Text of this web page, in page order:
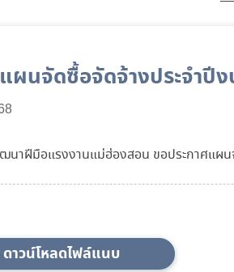
ผนจัดซื้อจัดจ้างประจำปี
นาฝีมือแรงงานแม่ฮ่องสอน ขอประกาศแผ
ดาวน์โหลดไฟล์แนบ